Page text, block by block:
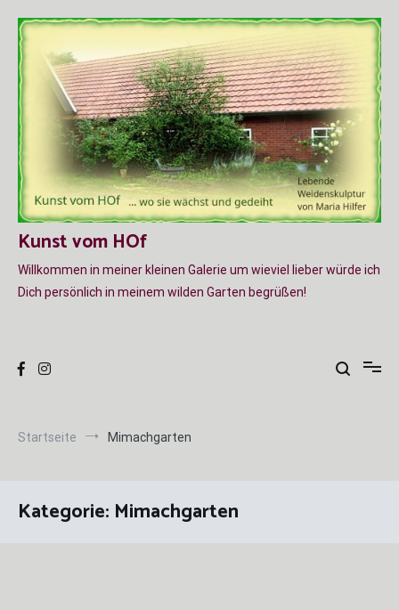
Inhalt
springen
Kunst vom HOf
Willkommen in meiner kleinen Galerie um wieviel lieber würde ich
Dich persönlich in meinem wilden Garten begrüßen!
Startseite Mimachgarten
Kategorie: Mimachgarten